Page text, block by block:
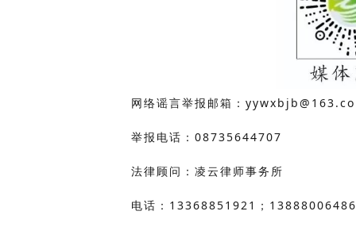
网络谣言举报邮箱：
举报电话：08735644707
法律顾问：凌云律师事务所
电话： 13368851921 ； 13888006486